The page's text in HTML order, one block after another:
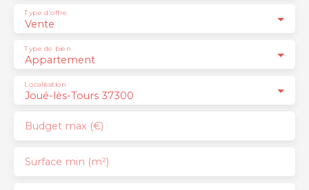
Vente
Type d'offre
Appartement
Type de bien
Joué-lès-Tours 37300
Localisation
Budget max (€)
Surface min (m²)